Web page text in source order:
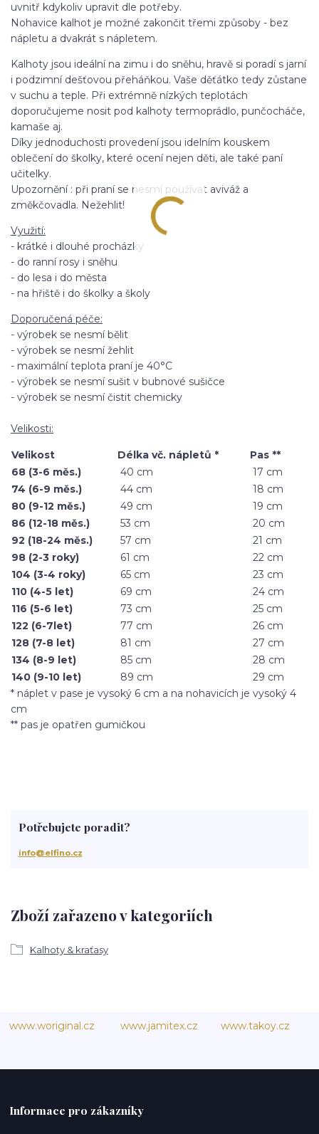
uvnitř kdykoliv upravit dle potřeby.
Nohavice kalhot je možné zakončit třemi způsoby - bez
nápletu a dvakrát s nápletem.
Kalhoty jsou ideální na zimu i do sněhu, hravě si poradí s jarní
i podzimní dešťovou přeháňkou. Vaše děťátko tedy zůstane
v suchu a teple. Při extrémně nízkých teplotách
doporučujeme nosit pod kalhoty termoprádlo, punčocháče,
kamaše aj.
Díky jednoduchosti provedení jsou idelním kouskem
oblečení do školky, které ocení nejen děti, ale také paní
učitelky.
Upozornění : při praní se nesmí používat aviváž a
změkčovadla. Nežehlit!
Využití:
- krátké i dlouhé procházky
- do ranní rosy i sněhu
- do lesa i do města
- na hřiště i do školky a školy
Doporučená péče:
- výrobek se nesmí bělit
- výrobek se nesmí žehlit
- maximální teplota praní je 40°C
- výrobek se nesmí sušit v bubnové sušičce
- výrobek se nesmí čistit chemicky
Velikosti:
Velikost Délka vč. nápletů *
Pas **
68 (3-6 měs.)
40 cm
17 cm
74 (6-9 měs.)
44 cm
18 cm
80 (9-12 měs.)
49 cm
19 cm
86 (12-18 měs.)
53 cm
20 cm
92 (18-24 měs.)
57 cm
21 cm
98 (2-3 roky)
61 cm
22 cm
104 (3-4 roky)
65 cm
23 cm
110 (4-5 let)
69 cm
24 cm
116 (5-6 let)
73 cm
25 cm
122 (6-7let)
77 cm
26 cm
128 (7-8 let)
81 cm
27 cm
134 (8-9 let)
85 cm
28 cm
140 (9-10 let)
89 cm
29 cm
* náplet v pase je vysoký 6 cm a na nohavicích je vysoký 4
cm
** pas je opatřen gumičkou
Zboží zařazeno v kategoriích
Kalhoty & kraťasy
Potřebujete poradit?
info@elfino.cz
www.woriginal.cz www.jamitex.cz www.takoy.cz
Informace pro zákazníky